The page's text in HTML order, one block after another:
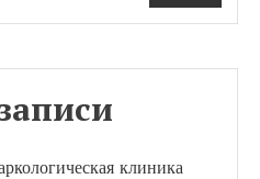
клиника